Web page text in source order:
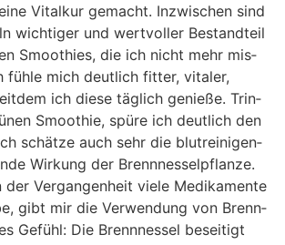
Vital­kur gemacht. Inzwi­schen sind
wich­ti­ger und wert­vol­ler Bestand­teil
Smoothies, die ich nicht mehr mis­
füh­le mich deut­lich fit­ter, vita­ler,
ich die­se täg­lich genie­ße. Trin­
Smoothie, spü­re ich deut­lich den
schät­ze auch sehr die blut­rei­ni­gen­
Wir­kung der Brenn­nes­sel­pflan­ze.
der Ver­gan­gen­heit vie­le Medi­ka­men­te
gibt mir die Ver­wen­dung von Brenn­
Gefühl: Die Brenn­nes­sel besei­tigt